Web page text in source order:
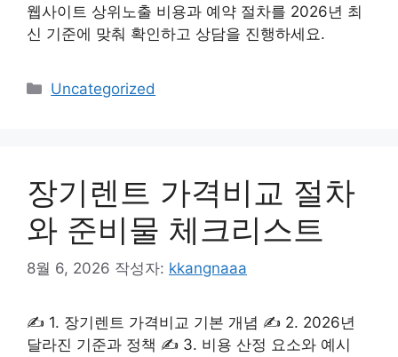
웹사이트 상위노출 비용과 예약 절차를 2026년 최
신 기준에 맞춰 확인하고 상담을 진행하세요.
카
Uncategorized
장기렌트 가격비교 절차
와 준비물 체크리스트
8월 6, 2026 작성자: kkangnaaa
✍ 1. 장기렌트 가격비교 기본 개념 ✍ 2. 2026년
달라진 기준과 정책 ✍ 3. 비용 산정 요소와 예시